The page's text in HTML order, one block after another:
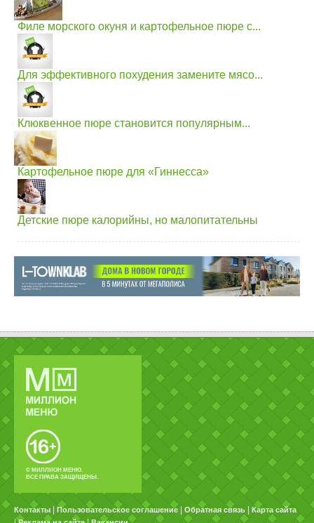
Филе морского окуня и картофельное пюре с...
Для эффективного похудения замените мясо...
Клюквенное пюре становится популярным...
Картофельное пюре для «Гиннесса»
Детские пюре калорийны, но малопитательны
© МИЛЛИОН МЕНЮ.
ВСЕ ПРАВА ЗАЩИЩЕНЫ.
Контакты Пользовательское соглашение Обратная связь Карта сайта